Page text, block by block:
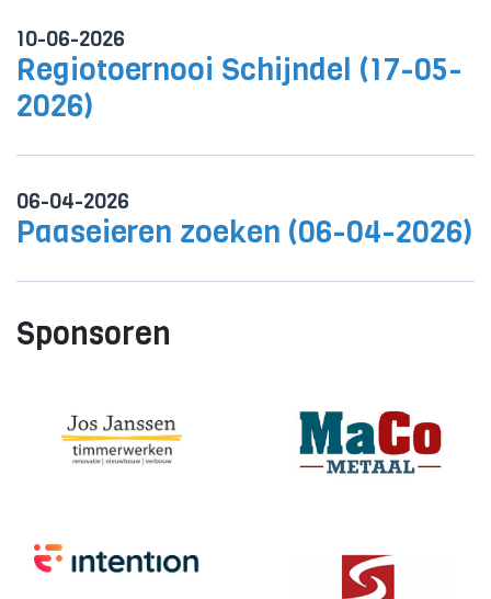
10-06-2026
Regiotoernooi Schijndel (17-05-
2026)
06-04-2026
Paaseieren zoeken (06-04-2026)
Sponsoren